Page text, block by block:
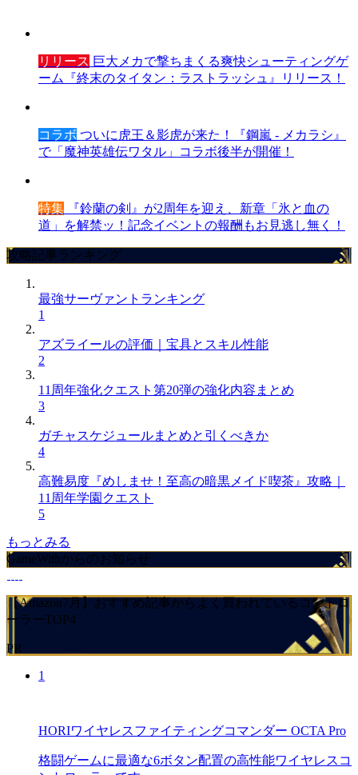
リリース 巨大メカで撃ちまくる爽快シューティングゲ
ーム『終末のタイタン：ラストラッシュ』リリース！
コラボ ついに虎王＆影虎が来た！『鋼嵐 - メカラシ』
で「魔神英雄伝ワタル」コラボ後半が開催！
特集 『鈴蘭の剣』が2周年を迎え、新章「氷と血の
道」を解禁ッ！記念イベントの報酬もお見逃し無く！
攻略記事ランキング
最強サーヴァントランキング
1
アズライールの評価｜宝具とスキル性能
2
11周年強化クエスト第20弾の強化内容まとめ
3
ガチャスケジュールまとめと引くべきか
4
高難易度『めしませ！至高の暗黒メイド喫茶』攻略｜
11周年学園クエスト
5
もっとみる
GameWithからのお知らせ
【Amazon7月】おすすめ記事からよく買われているコントロ
ーラーTOP4
PR
1
HORIワイヤレスファイティングコマンダー OCTA Pro
格闘ゲームに最適な6ボタン配置の高性能ワイヤレスコ